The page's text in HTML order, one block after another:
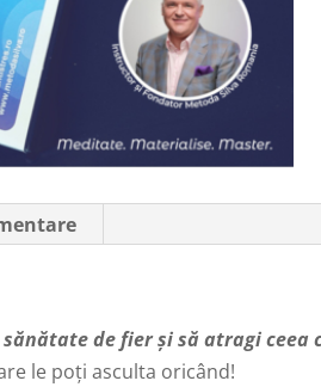
sănătate de fier și să atragi
le poți asculta oricând!